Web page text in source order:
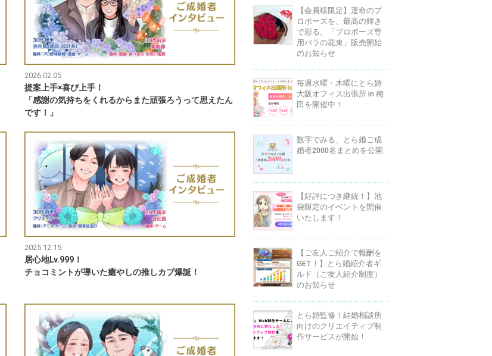
2026.02.05
提案上手×喜び上手！
「感謝の気持ちをくれるからまた頑張ろうって思えたん
です！」
2025.12.15
居心地Lv.999！
チョコミントが導いた癒やしの推しカプ爆誕！
【会員様限定】運命のプ
ロポーズを、最高の輝き
で彩る。「プロポーズ専
用バラの花束」販売開始
のお知らせ
毎週水曜・木曜にとら婚
大阪オフィス出張所 in 梅
田を開催中！
数字でみる、とら婚ご成
婚者2000名まとめを公開
【好評につき継続！】池
袋限定のイベントを開催
いたします！
【ご友人ご紹介で報酬を
GET！】とら婚紹介者ギ
ルド（ご友人紹介制度）
のお知らせ
とら婚監修！結婚相談所
向けのクリエイティブ制
作サービスが開始！